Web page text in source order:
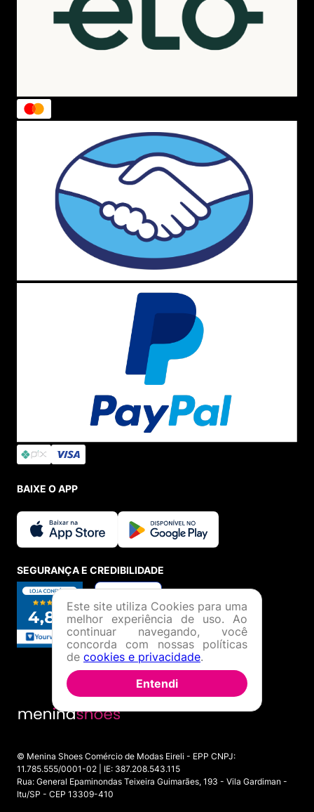
BAIXE O APP
SEGURANÇA E CREDIBILIDADE
© Menina Shoes Comércio de Modas Eireli - EPP CNPJ:
11.785.555/0001-02 | IE: 387.208.543.115
Rua: General Epaminondas Teixeira Guimarães, 193 - Vila Gardiman -
Itu/SP - CEP 13309-410
Este site utiliza Cookies para uma
melhor experiência de uso. Ao
continuar navegando, você
concorda com nossas políticas
de cookies e privacidade.
Entendi